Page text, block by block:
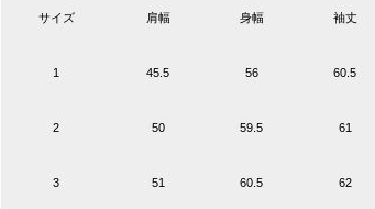
サイズ 肩幅 身幅 袖丈
1 45.5 56 60.5
2 50 59.5 61
3 51 60.5 62